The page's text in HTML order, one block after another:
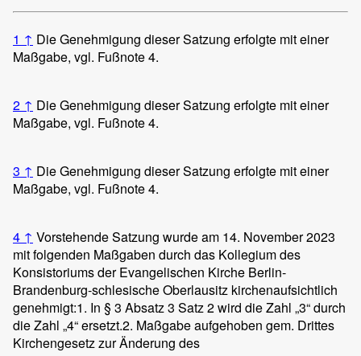
1 ↑ Die Genehmigung dieser Satzung erfolgte mit einer
Maßgabe, vgl. Fußnote 4.
2 ↑ Die Genehmigung dieser Satzung erfolgte mit einer
Maßgabe, vgl. Fußnote 4.
3 ↑ Die Genehmigung dieser Satzung erfolgte mit einer
Maßgabe, vgl. Fußnote 4.
4 ↑ Vorstehende Satzung wurde am 14. November 2023
mit folgenden Maßgaben durch das Kollegium des
Konsistoriums der Evangelischen Kirche Berlin-
Brandenburg-schlesische Oberlausitz kirchenaufsichtlich
genehmigt:1. In § 3 Absatz 3 Satz 2 wird die Zahl „3“ durch
die Zahl „4“ ersetzt.2. Maßgabe aufgehoben gem. Drittes
Kirchengesetz zur Änderung des